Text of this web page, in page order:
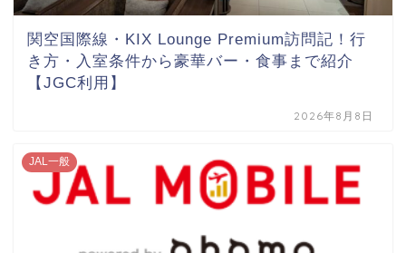
関空国際線・KIX Lounge Premium訪問記！行
き方・入室条件から豪華バー・食事まで紹介
【JGC利用】
2026年8月8日
JAL一般